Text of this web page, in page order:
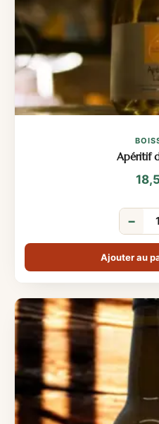
Apéritif
−
Ajouter au